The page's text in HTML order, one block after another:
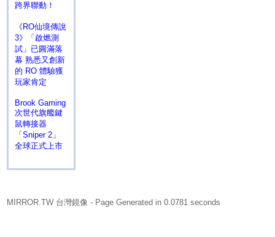
跨界聯動！
《RO仙境傳說
3》「啟燃測
試」已圓滿落
幕 熟悉又創新
的 RO 體驗獲
玩家肯定
Brook Gaming
次世代旗艦鍵
鼠轉接器
「Sniper 2」
全球正式上市
MIRROR.TW 台灣鏡像 - Page Generated in 0.0781 seconds